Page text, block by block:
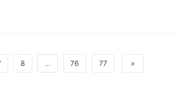
8 ... 76 77 »